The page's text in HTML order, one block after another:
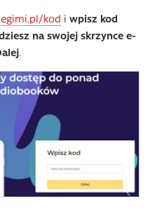
kod i wpisz kod
na swojej skrzynce e-
.